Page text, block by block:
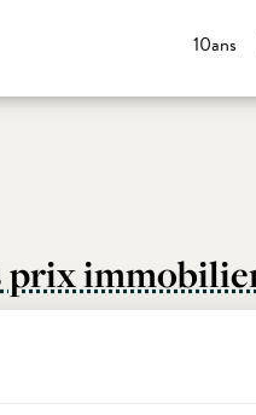
10ans
prix